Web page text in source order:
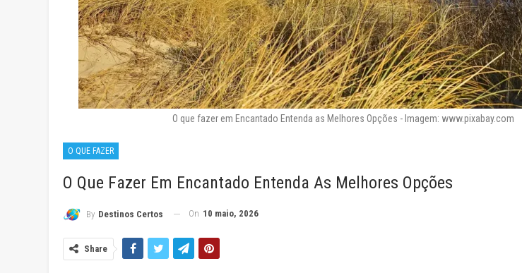
O que fazer em Encantado Entenda as Melhores Opções - Imagem: www.pixabay.com
O QUE FAZER
O Que Fazer Em Encantado Entenda As Melhores Opções
By Destinos Certos On 10 maio, 2026
Share